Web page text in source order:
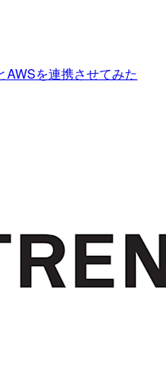
AWSを連携させてみた